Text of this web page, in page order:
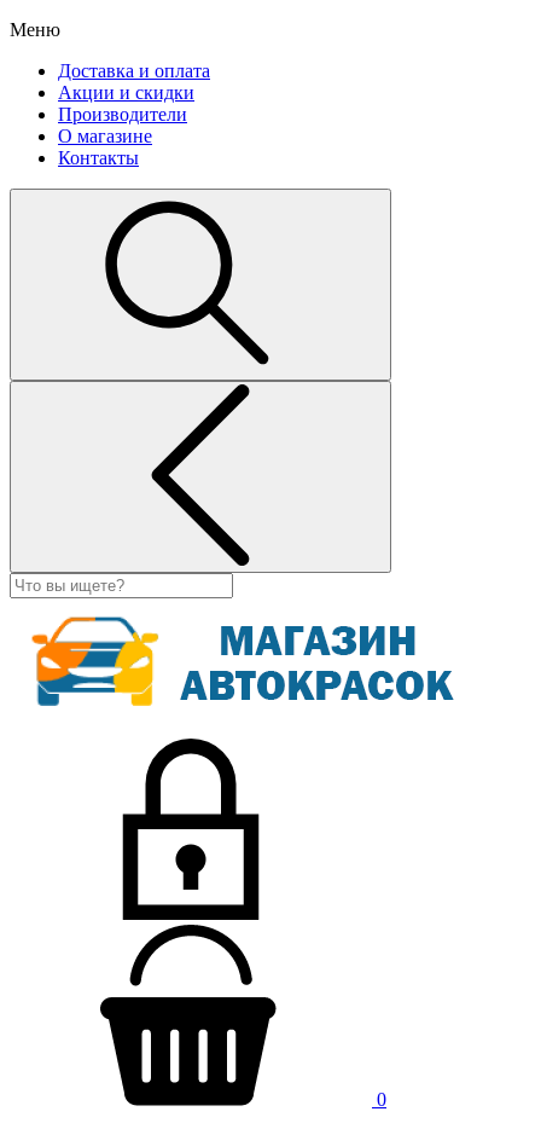
Меню
Доставка и оплата
Акции и скидки
Производители
О магазине
Контакты
0